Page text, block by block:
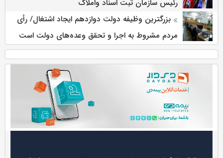
رئیس سازمان ثبت اسناد واملاک
بزرگترین وظیفه دولت دوازدهم ایجاد اشتغال/ رأی
مردم مشروط به اجرا و تحقق وعده‌های دولت است